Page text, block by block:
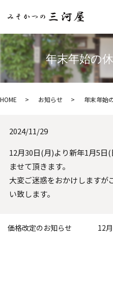
年末年始の
HOME お知らせ 年末年始
2024/11/29
12月30日(月)より新年1月5日
ませて頂きます。
大変ご迷惑をおかけしますが
い致します。
価格改定のお知らせ 12